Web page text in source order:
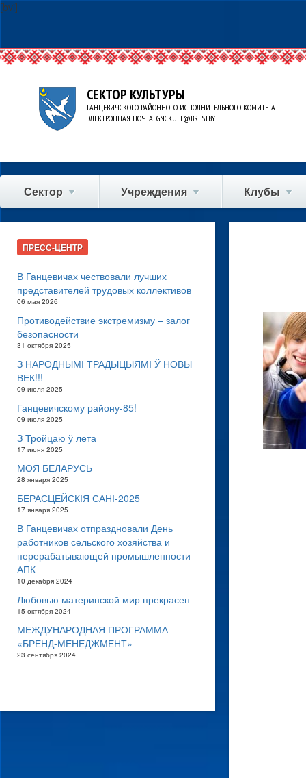
[bvi]
СЕКТОР КУЛЬТУРЫ
ГАНЦЕВИЧСКОГО РАЙОННОГО ИСПОЛНИТЕЛЬНОГО КОМИТЕТА
ЭЛЕКТРОННАЯ ПОЧТА: GNCKULT@BREST.BY
Сектор Учреждения Клубы
ПРЕСС-ЦЕНТР
В Ганцевичах чествовали лучших
представителей трудовых коллективов
06 мая 2026
Противодействие экстремизму – залог
безопасности
31 октября 2025
З НАРОДНЫМІ ТРАДЫЦЫЯМІ Ў НОВЫ
ВЕК!!!
09 июля 2025
Ганцевичскому району-85!
09 июля 2025
З Тройцаю ў лета
17 июня 2025
МОЯ БЕЛАРУСЬ
28 января 2025
БЕРАСЦЕЙСКІЯ САНІ-2025
17 января 2025
В Ганцевичах отпраздновали День
работников сельского хозяйства и
перерабатывающей промышленности
АПК
10 декабря 2024
Любовью материнской мир прекрасен
15 октября 2024
МЕЖДУНАРОДНАЯ ПРОГРАММА
«БРЕНД-МЕНЕДЖМЕНТ»
23 сентября 2024